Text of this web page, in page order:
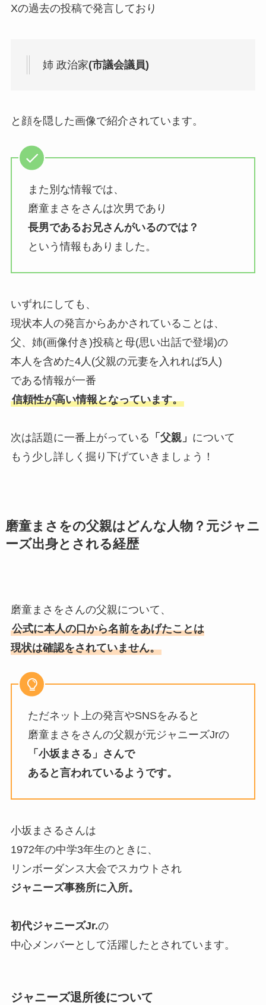
Xの過去の投稿で発言しており
姉 政治家(市議会議員)
と顔を隠した画像で紹介されています。
また別な情報では、
磨童まさをさんは次男であり
長男であるお兄さんがいるのでは？
という情報もありました。
いずれにしても、
現状本人の発言からあかされていることは、
父、姉(画像付き)投稿と母(思い出話で登場)の
本人を含めた4人(父親の元妻を入れれば5人)
である情報が一番
信頼性が高い情報となっています。
次は話題に一番上がっている 「父親」 について
もう少し詳しく掘り下げていきましょう！
磨童まさをの父親はどんな人物？元ジャニ
ーズ出身とされる経歴
磨童まさをさんの父親について、
公式に本人の口から名前をあげたことは
現状は確認をされていません。
ただネット上の発言やSNSをみると
磨童まさをさんの父親が元ジャニーズJrの
「小坂まさる」さんで
あると言われているようです。
小坂まさるさんは
1972年の中学3年生のときに、
リンボーダンス大会でスカウトされ
ジャニーズ事務所に入所。
初代ジャニーズJr.の
中心メンバーとして活躍したとされています。
ジャニーズ退所後について